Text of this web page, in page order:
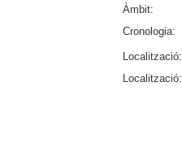
Àmbit:
Cronologia:
Localització:
Localització: